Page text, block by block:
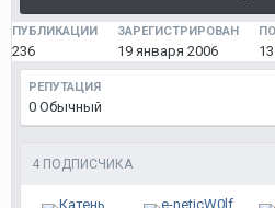
ПУБЛИКАЦИИ
236
ЗАРЕГИСТРИРОВАН
19 января 2006
РЕПУТАЦИЯ
0 Обычный
4 ПОДПИСЧИКА